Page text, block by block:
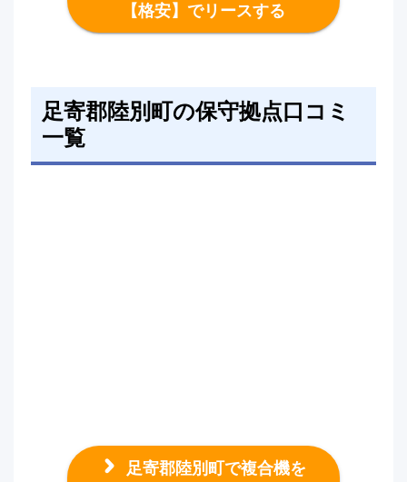
【格安】でリースする
足寄郡陸別町の保守拠点口コミ
一覧
足寄郡陸別町で複合機を